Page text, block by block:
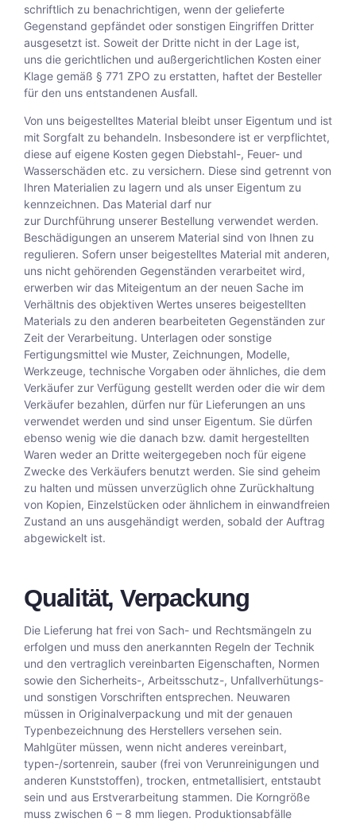
schriftlich zu benachrichtigen, wenn der gelieferte
Gegenstand gepfändet oder sonstigen Eingriffen Dritter
ausgesetzt ist. Soweit der Dritte nicht in der Lage ist,
uns die gerichtlichen und außergerichtlichen Kosten einer
Klage gemäß § 771 ZPO zu erstatten, haftet der Besteller
für den uns entstandenen Ausfall.
Von uns beigestelltes Material bleibt unser Eigentum und ist
mit Sorgfalt zu behandeln. Insbesondere ist er verpflichtet,
diese auf eigene Kosten gegen Diebstahl-, Feuer- und
Wasserschäden etc. zu versichern. Diese sind getrennt von
Ihren Materialien zu lagern und als unser Eigentum zu
kennzeichnen. Das Material darf nur
zur Durchführung unserer Bestellung verwendet werden.
Beschädigungen an unserem Material sind von Ihnen zu
regulieren. Sofern unser beigestelltes Material mit anderen,
uns nicht gehörenden Gegenständen verarbeitet wird,
erwerben wir das Miteigentum an der neuen Sache im
Verhältnis des objektiven Wertes unseres beigestellten
Materials zu den anderen bearbeiteten Gegenständen zur
Zeit der Verarbeitung. Unterlagen oder sonstige
Fertigungsmittel wie Muster, Zeichnungen, Modelle,
Werkzeuge, technische Vorgaben oder ähnliches, die dem
Verkäufer zur Verfügung gestellt werden oder die wir dem
Verkäufer bezahlen, dürfen nur für Lieferungen an uns
verwendet werden und sind unser Eigentum. Sie dürfen
ebenso wenig wie die danach bzw. damit hergestellten
Waren weder an Dritte weitergegeben noch für eigene
Zwecke des Verkäufers benutzt werden. Sie sind geheim
zu halten und müssen unverzüglich ohne Zurückhaltung
von Kopien, Einzelstücken oder ähnlichem in einwandfreien
Zustand an uns ausgehändigt werden, sobald der Auftrag
abgewickelt ist.
Qualität, Verpackung
Die Lieferung hat frei von Sach- und Rechtsmängeln zu
erfolgen und muss den anerkannten Regeln der Technik
und den vertraglich vereinbarten Eigenschaften, Normen
sowie den Sicherheits-, Arbeitsschutz-, Unfallverhütungs-
und sonstigen Vorschriften entsprechen. Neuwaren
müssen in Originalverpackung und mit der genauen
Typenbezeichnung des Herstellers versehen sein.
Mahlgüter müssen, wenn nicht anderes vereinbart,
typen-/sortenrein, sauber (frei von Verunreinigungen und
anderen Kunststoffen), trocken, entmetallisiert, entstaubt
sein und aus Erstverarbeitung stammen. Die Korngröße
muss zwischen 6 – 8 mm liegen. Produktionsabfälle